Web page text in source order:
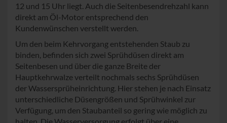
12 und 15 Uhr liegt. Auch die Seitenbesendrehzahl kann
direkt am Öl-Motor entsprechend den
Kundenwünschen verstellt werden.
Um den beim Kehrvorgang entstehenden Staub zu
binden, befinden sich zwei Sprühdüsen direkt am
Seitenbesen und über die ganze Breite der
Hauptkehrwalze verteilt nochmals sechs Sprühdüsen
der Wassersprüheinrichtung. Hier stehen je nach Einsatz
unterschiedliche Düsengrößen und Sprühwinkel zur
Verfügung, um den Staubanteil so gering wie möglich zu